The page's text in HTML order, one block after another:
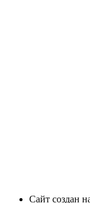
Сайт создан